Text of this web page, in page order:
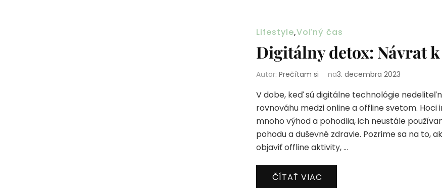
Lifestyle,Voľný čas
Digitálny detox: Návrat
Autor: Prečítam si na3. decembra 2023
V dobe, keď sú digitálne technológie
rovnováhu medzi online a offline svetom.
mnoho výhod a pohodlia, ich neustále
pohodu a duševné zdravie. Pozrime sa na to,
objaviť offline aktivity, …
ČÍTAŤ VIAC